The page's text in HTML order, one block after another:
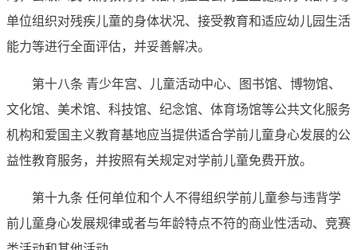
单位组织对残疾儿童的身体状况、接受教育和适应幼儿园生活
能力等进行全面评估，并妥善解决。
第十八条 青少年宫、儿童活动中心、图书馆、博物馆、
文化馆、美术馆、科技馆、纪念馆、体育场馆等公共文化服务
机构和爱国主义教育基地应当提供适合学前儿童身心发展的公
益性教育服务，并按照有关规定对学前儿童免费开放。
第十九条 任何单位和个人不得组织学前儿童参与违背学
前儿童身心发展规律或者与年龄特点不符的商业性活动、竞赛